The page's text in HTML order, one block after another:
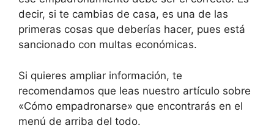
decir, si te cambias de casa, es una de las
primeras cosas que deberías hacer, pues está
sancionado con multas económicas.
Si quieres ampliar información, te
recomendamos que leas nuestro artículo sobre
«Cómo empadronarse» que encontrarás en el
menú de arriba del todo.